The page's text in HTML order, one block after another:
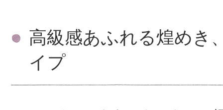
高級感あふれる煌めき
イプ